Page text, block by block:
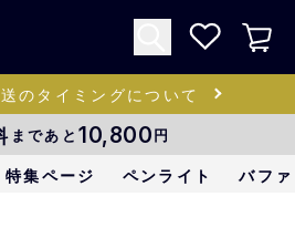
のタイミングについて
まであと 10,800円
特集ページ ペンライト バフ